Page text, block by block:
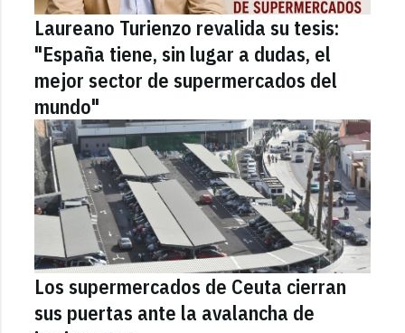
Laureano Turienzo revalida su tesis:
"España tiene, sin lugar a dudas, el
mejor sector de supermercados del
mundo"
Los supermercados de Ceuta cierran
sus puertas ante la avalancha de